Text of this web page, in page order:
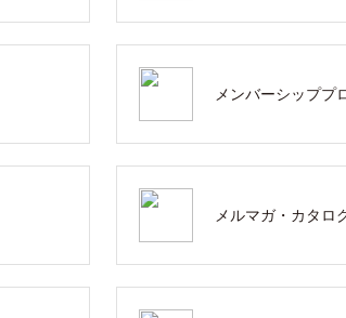
メンバーシッププ
メルマガ・カタロ